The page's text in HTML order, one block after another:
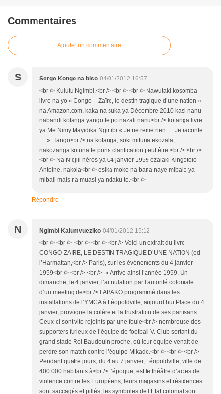
Commentaires
Ajouter un commentaire
S Serge Kongo na biso 04/01/2012 16:57
<br /> Kulutu Ngimbi,<br /> <br /> <br /> Nawutaki kosomba
livre na yo « Congo – Zaïre, le destin tragique d’une nation »
na Amazon.com, kaka na suka ya Décembre 2010 kasi nanu
nabandi kotanga yango te po nazali nanu<br /> kotanga livre
ya Me Nimy Mayidika Ngimbi « Je ne renie rien … Je raconte
… » Tango<br /> na kotanga, soki mituna ekozala,
nakozanga kotuna te pona clarification peut être.<br /> <br />
<br /> Na N’djili héros ya 04 janvier 1959 ezalaki Kingotolo
Antoine, nakola<br /> esika moko na bana naye mibale ya
mibali mais na muasi ya ndaku te.<br />
Répondre
N Ngimbi Kalumvueziko 04/01/2012 15:12
<br /> <br /> <br /> <br /> <br /> Voici un extrait du livre
CONGO-ZAIRE, LE DESTIN TRAGIQUE D’UNE NATION (ed
l’Harmattan,<br /> Paris), sur les événements du 4 janvier
1959<br /> <br /> <br /> « Arrive ainsi l’année 1959. Un
dimanche, le 4 janvier, l’annulation par l’autorité coloniale
d’un meeting de<br /> l’ABAKO programmé dans les
installations de l’YMCA à Léopoldville, aujourd’hui Place du 4
janvier, provoque la colère et la frustration de ses partisans.
Ceux-ci sont vite rejoints par une foule<br /> nombreuse des
supporters furieux de l’équipe de football V. Club sortant du
grand stade Roi Baudouin proche, où leur équipe venait de
perdre son match contre l’équipe Mikado.<br /> <br /> <br />
Pendant quatre jours, du 4 au 7 janvier, Léopoldville, ville de
400.000 habitants à<br /> l’époque, est le théâtre d’actes de
violence contre les Européens; leurs magasins et résidences
sont saccagés et pillés, les symboles de l’Etat colonial sont